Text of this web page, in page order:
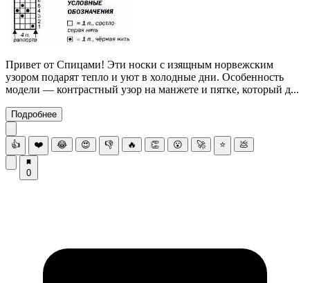
Привет от Спицами! Эти носки с изящным норвежским
узором подарят тепло и уют в холодные дни. Особенность
модели — контрастный узор на манжете и пятке, который д...
Подробнее
👍 ❤️ 😂 😍 👎 🔥 👏 😮 🚀 ⭐ 💩
0